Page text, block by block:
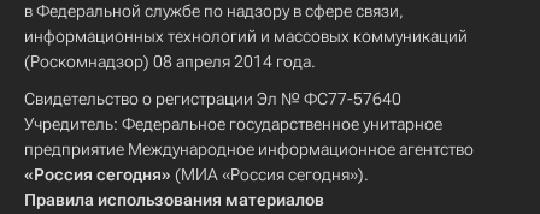
в Федеральной службе по надзору в сфере связи,
информационных технологий и массовых коммуникаций
(Роскомнадзор) 08 апреля 2014 года.
Свидетельство о регистрации Эл № ФС77-57640
Учредитель: Федеральное государственное унитарное
предприятие Международное информационное агентство
«Россия сегодня» (МИА «Россия сегодня»).
Правила использования материалов